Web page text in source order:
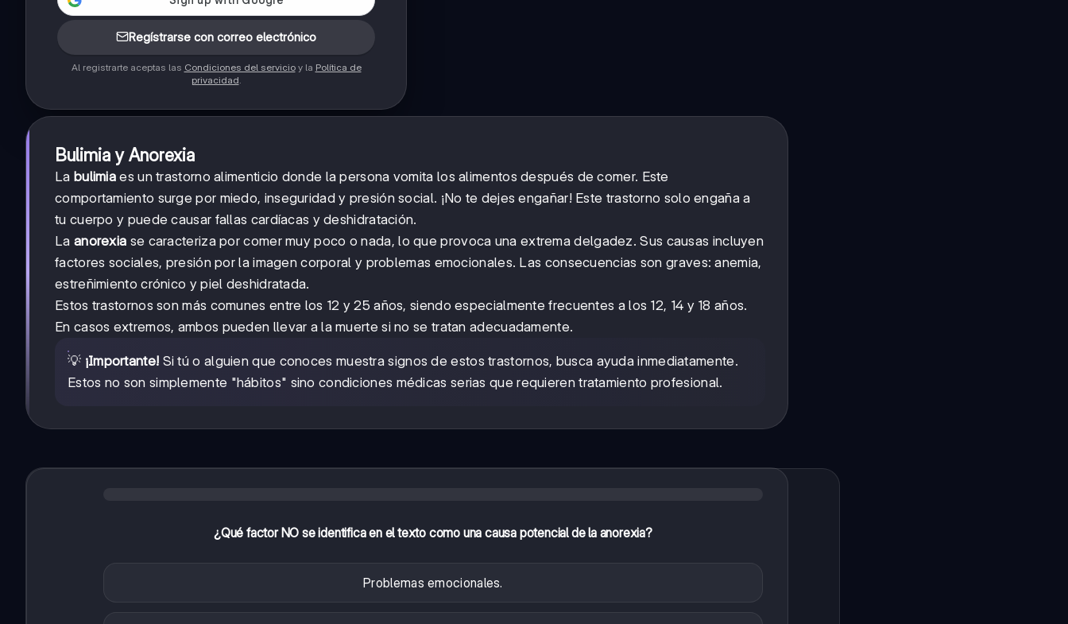
Regístrarse con correo electrónico
Al registrarte aceptas las Condiciones del servicioy la Política de
privacidad.
Bulimia y Anorexia
La bulimia es un trastorno alimenticio donde la persona vomita los alimentos después de comer. Este
comportamiento surge por miedo, inseguridad y presión social. ¡No te dejes engañar! Este trastorno solo engaña a
tu cuerpo y puede causar fallas cardíacas y deshidratación.
La anorexia se caracteriza por comer muy poco o nada, lo que provoca una extrema delgadez. Sus causas incluyen
factores sociales, presión por la imagen corporal y problemas emocionales. Las consecuencias son graves: anemia,
estreñimiento crónico y piel deshidratada.
Estos trastornos son más comunes entre los 12 y 25 años, siendo especialmente frecuentes a los 12, 14 y 18 años.
En casos extremos, ambos pueden llevar a la muerte si no se tratan adecuadamente.
💡 ¡Importante! Si tú o alguien que conoces muestra signos de estos trastornos, busca ayuda inmediatamente.
Estos no son simplemente "hábitos" sino condiciones médicas serias que requieren tratamiento profesional.
¿Qué factor NO se identifica en el texto como una causa potencial de la anorexia?
Problemas emocionales.